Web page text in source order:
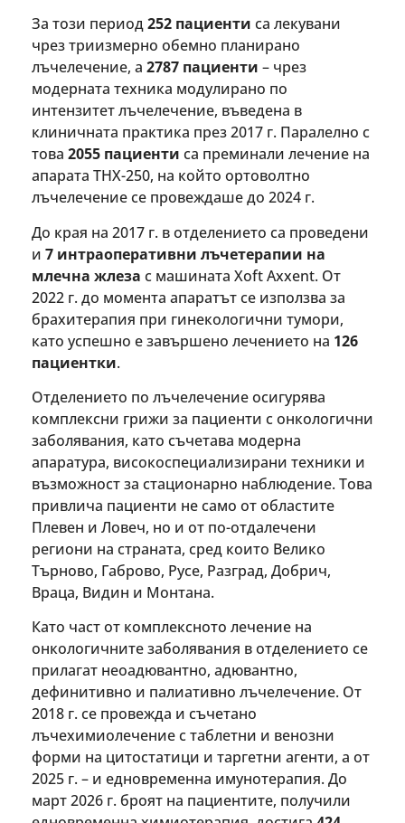
За този период252 пациенти са лекувани
чрез триизмерно обемно планирано
лъчелечение, а 2787 пациенти – чрез
модерната техника модулирано по
интензитет лъчелечение, въведена в
клиничната практика през 2017 г. Паралелно с
това 2055 пациенти са преминали лечение на
апарата THX-250, на който ортоволтно
лъчелечение се провеждаше до 2024 г.
До края на 2017 г. в отделението са проведени
и 7 интраоперативни лъчетерапии на
млечна жлеза с машината Xoft Axxent. От
2022 г. до момента апаратът се използва за
брахитерапия при гинекологични тумори,
като успешно е завършено лечението на 126
пациентки.
Отделението по лъчелечение осигурява
комплексни грижи за пациенти с онкологични
заболявания, като съчетава модерна
апаратура, високоспециализирани техники и
възможност за стационарно наблюдение. Това
привлича пациенти не само от областите
Плевен и Ловеч, но и от по-отдалечени
региони на страната, сред които Велико
Търново, Габрово, Русе, Разград, Добрич,
Враца, Видин и Монтана.
Като част от комплексното лечение на
онкологичните заболявания в отделението се
прилагат неоадювантно, адювантно,
дефинитивно и палиативно лъчелечение. От
2018 г. се провежда и съчетано
лъчехимиолечение с таблетни и венозни
форми на цитостатици и таргетни агенти, а от
2025 г. – и едновременна имунотерапия. До
март 2026 г. броят на пациентите, получили